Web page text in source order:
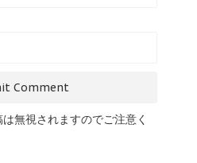
無視されますのでご注意く